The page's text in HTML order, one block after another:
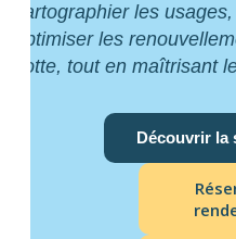
cartographier les
optimiser les
flotte, tout en maîtrisant
Découvrir la